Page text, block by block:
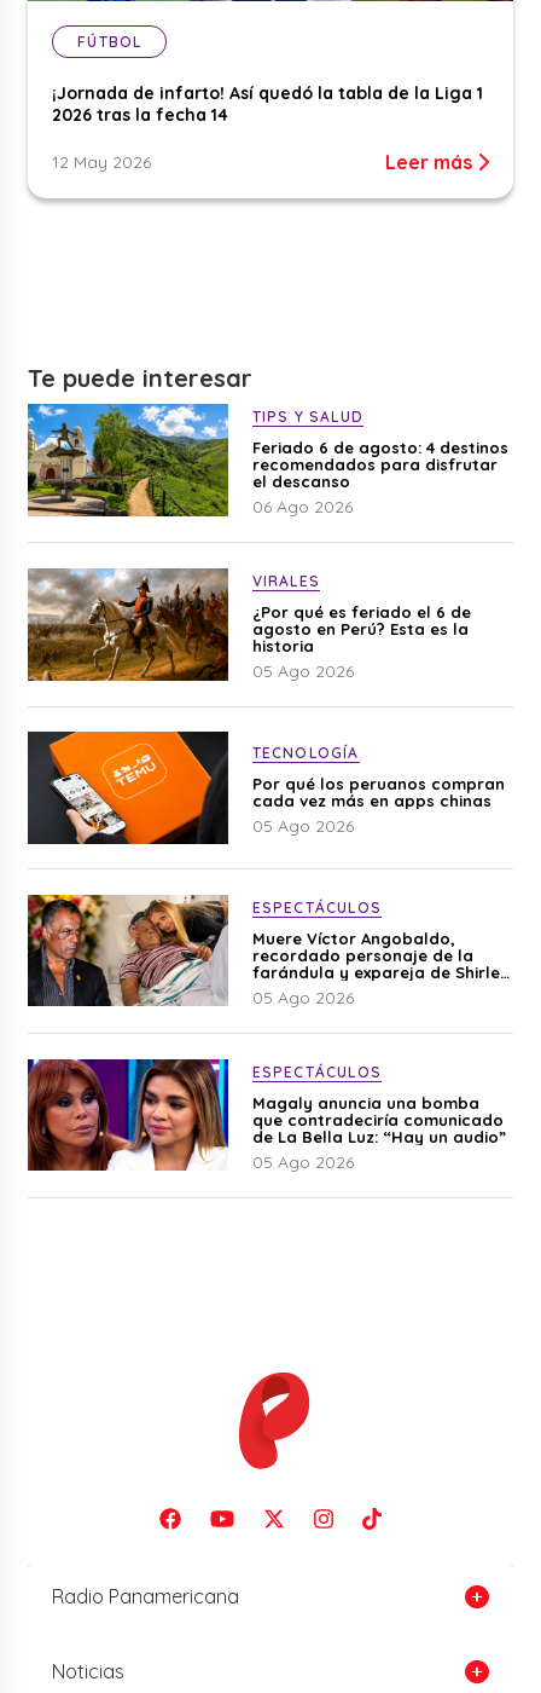
FÚTBOL
¡Jornada de infarto! Así quedó la tabla de la Liga 1
2026 tras la fecha 14
12 May 2026 Leer más
Te puede interesar
TIPS Y SALUD
Feriado 6 de agosto: 4 destinos
recomendados para disfrutar
el descanso
06 Ago 2026
VIRALES
¿Por qué es feriado el 6 de
agosto en Perú? Esta es la
historia
05 Ago 2026
TECNOLOGÍA
Por qué los peruanos compran
cada vez más en apps chinas
05 Ago 2026
ESPECTÁCULOS
Muere Víctor Angobaldo,
recordado personaje de la
farándula y expareja de Shirley
Cherres
05 Ago 2026
ESPECTÁCULOS
Magaly anuncia una bomba
que contradeciría comunicado
de La Bella Luz: “Hay un audio”
05 Ago 2026
Radio Panamericana
Noticias